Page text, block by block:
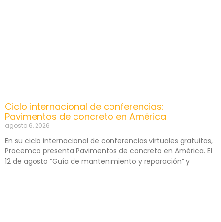
Ciclo internacional de conferencias:
Pavimentos de concreto en América
agosto 6, 2026
En su ciclo internacional de conferencias virtuales gratuitas,
Procemco presenta Pavimentos de concreto en América. El
12 de agosto “Guía de mantenimiento y reparación” y